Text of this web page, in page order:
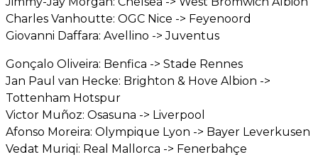
Charles Vanhoutte: OGC Nice -> Feyenoord
Giovanni Daffara: Avellino -> Juventus
Gonçalo Oliveira: Benfica -> Stade Rennes
Jan Paul van Hecke: Brighton & Hove Albion ->
Tottenham Hotspur
Victor Muñoz: Osasuna -> Liverpool
Afonso Moreira: Olympique Lyon -> Bayer Leverkusen
Vedat Muriqi: Real Mallorca -> Fenerbahçe